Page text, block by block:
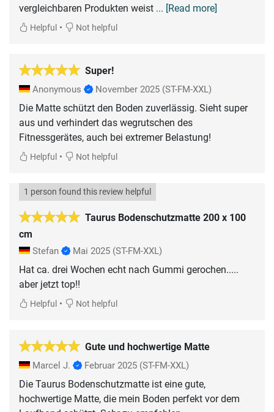
vergleichbaren Produkten weist ... [Read more]
Helpful • Not helpful
Super!
Anonymous November 2025 (ST-FM-XXL)
Die Matte schützt den Boden zuverlässig. Sieht super
aus und verhindert das wegrutschen des
Fitnessgerätes, auch bei extremer Belastung!
Helpful • Not helpful
Taurus Bodenschutzmatte 200 x 100
cm
1 person found this review helpful
Stefan Mai 2025 (ST-FM-XXL)
Hat ca. drei Wochen echt nach Gummi gerochen.....
aber jetzt top!!
Helpful • Not helpful
Gute und hochwertige Matte
Marcel J. Februar 2025 (ST-FM-XXL)
Die Taurus Bodenschutzmatte ist eine gute,
hochwertige Matte, die mein Boden perfekt vor dem